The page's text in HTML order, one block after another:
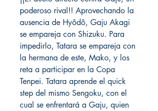
poderoso rival!! Aprovechando la
ausencia de Hyôdô, Gaju Akagi
se empareja con Shizuku. Para
impedirlo, Tatara se empareja con
la hermana de este, Mako, y los
reta a participar en la Copa
Tenpei. Tatara aprende el quick
step del mismo Sengoku, con el
cual se enfrentará a Gaju, quien